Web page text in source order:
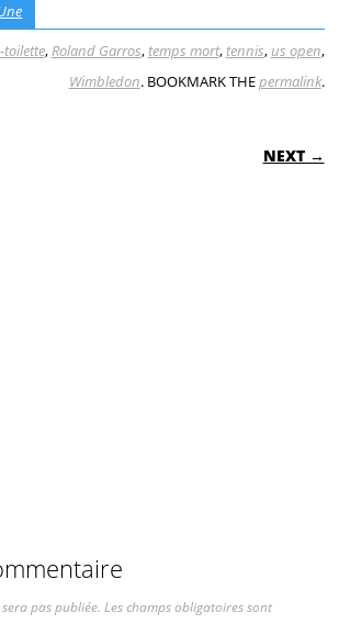
,Roland Garros, temps mort, tennis, us open,
Wimbledon. BOOKMARK THEpermalink.
NEXT →
pas publiée. Les champs obligatoires sont